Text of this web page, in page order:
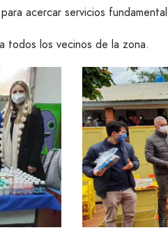
acercar servicios
todos los vecinos de la zona.